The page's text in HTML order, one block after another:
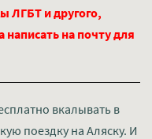
ЛГБТ и другого,
написать на почту для
вкалывать в
поездку на Аляску. И